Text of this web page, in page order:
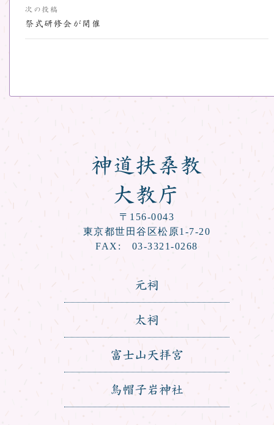
ビ
ゲ
ョ
次の投稿
祭式研修会が開催
神道扶桑教
大教庁
〒156-0043
東京都世田谷区松原1-7-20
FAX: 03-3321-0268
元祠
太祠
富士山天拝宮
烏帽子岩神社